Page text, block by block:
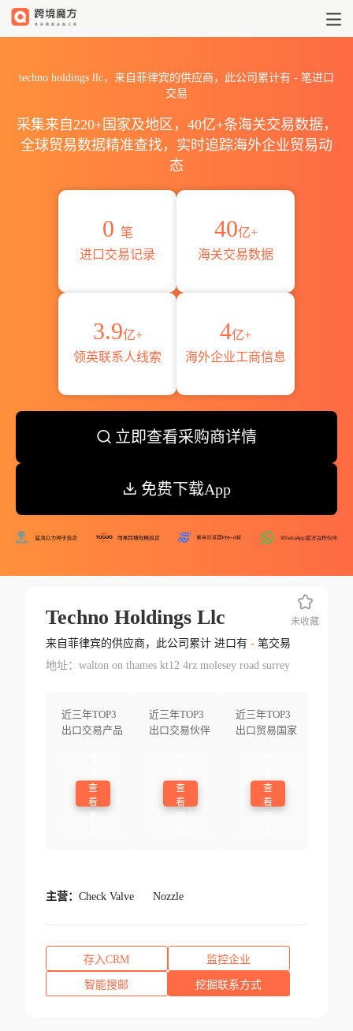
techno holdings llc，来自菲律宾的供应商，此公司累计有 - 笔进口
交易
采集来自220+国家及地区，40亿+条海关交易数据，
全球贸易数据精准查找，实时追踪海外企业贸易动
态
0 笔
进口交易记录
40亿+
海关交易数据
3.9亿+
领英联系人线索
4亿+
海外企业工商信息
立即查看采购商详情
免费下载App
Techno Holdings Llc
来自菲律宾的供应商，此公司累计 进口有 -笔交易
地址：walton on thames kt12 4rz molesey road surrey
近三年TOP3
出口交易产品
查
看
近三年TOP3
出口交易伙伴
查
看
近三年TOP3
出口贸易国家
查
看
未收藏
主营： Check Valve Nozzle
存入CRM 监控企业
智能搜邮 挖掘联系方式